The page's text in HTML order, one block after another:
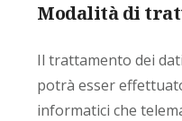
Modalità di
Il trattamento dei
potrà esser
informatici che